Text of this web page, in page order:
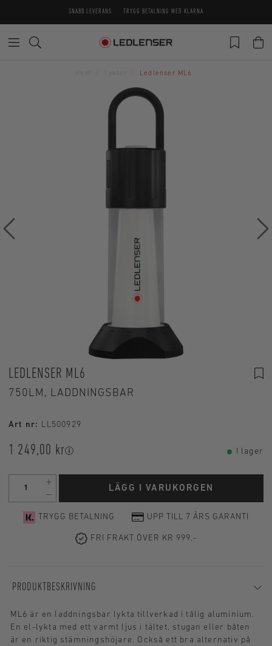
SNABB LEVERANS TRYGG BETALNING MED KLARNA
Ledlenser ML6
LEDLENSER ML6
750LM, LADDNINGSBAR
Art nr: LL500929
1 249,00 kr I lager
LÄGG I VARUKORGEN
TRYGG BETALNING UPP TILL 7 ÅRS GARANTI
FRI FRAKT ÖVER KR 999,-
PRODUKTBESKRIVNING
ML6 är en laddningsbar lykta tillverkad i tålig aluminium.
En el-lykta med ett varmt ljus i tältet, stugan eller båten
är en riktig stämningshöjare. Också ett bra alternativ på